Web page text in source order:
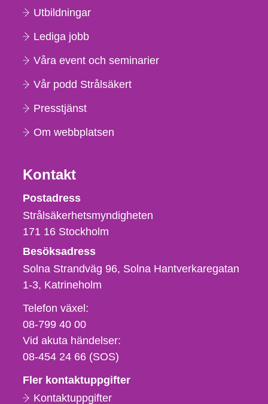
Utbildningar
Lediga jobb
Våra event och seminarier
Vår podd Strålsäkert
Presstjänst
Om webbplatsen
Kontakt
Strålsäkerhetsmyndigheten
Postadress
Strålsäkerhetsmyndigheten
171 16 Stockholm
Besöksadress
Solna Strandväg 96, Solna Hantverkaregatan
1-3 Katrineholm
Telefon,
fax
och
e-
Telefon växel:
08-799 40 00
Vid akuta händelser:
08-454 24 66 (SOS)
Fler kontaktuppgifter
Kontaktuppgifter